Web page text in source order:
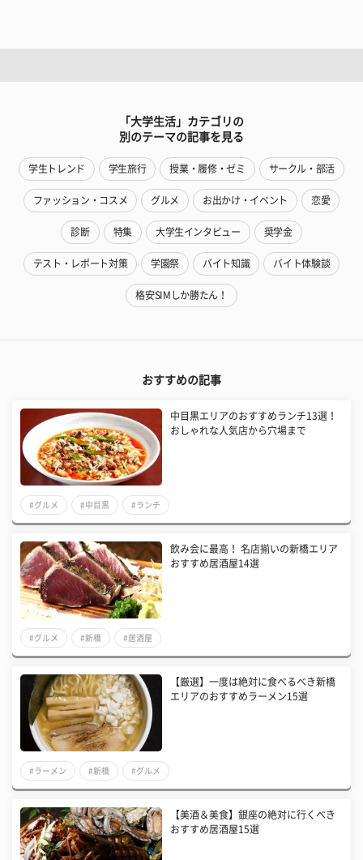
「大学生活」カテゴリの
別のテーマの記事を見る
学生トレンド 学生旅行 授業・履修・ゼミ サークル・部活
ファッション・コスメ グルメ お出かけ・イベント 恋愛
診断 特集 大学生インタビュー 奨学金
テスト・レポート対策 学園祭 バイト知識 バイト体験談
格安SIMしか勝たん！
おすすめの記事
中目黒エリアのおすすめランチ13選！
おしゃれな人気店から穴場まで
#グルメ #中目黒 #ランチ
飲み会に最高！ 名店揃いの新橋エリア
おすすめ居酒屋14選
#グルメ #新橋 #居酒屋
【厳選】一度は絶対に食べるべき新橋
エリアのおすすめラーメン15選
#ラーメン #新橋 #グルメ
【美酒＆美食】銀座の絶対に行くべき
おすすめ居酒屋15選